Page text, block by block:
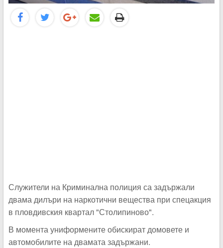
Служители на Криминална полиция са задържали
двама дилъри на наркотични вещества при спецакция
в пловдивския квартал "Столипиново".
В момента униформените обискират домовете и
автомобилите на двамата задържани.